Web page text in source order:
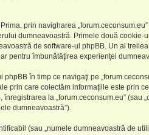
prin navigharea
dumneavoastră. Primele două
de software-ul phpBB. Un al
pentru îmbunătăţirea experienţei
în timp ce navigaţi pe
prin care colectăm informaţiile este prin
la „forum.ceconsum.eu”
dumneavoastră”).
(sau „numele dumneavoastră de